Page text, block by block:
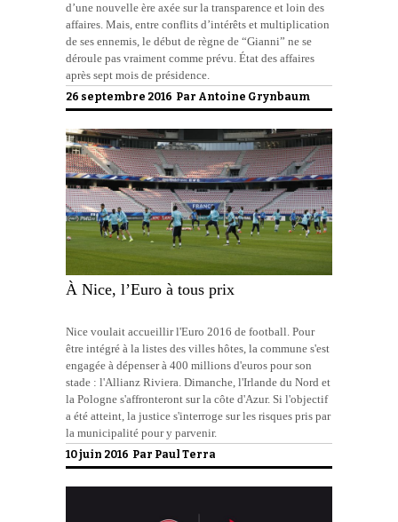
d’une nouvelle ère axée sur la transparence et loin des
affaires. Mais, entre conflits d’intérêts et multiplication
de ses ennemis, le début de règne de “Gianni” ne se
déroule pas vraiment comme prévu. État des affaires
après sept mois de présidence.
26 septembre 2016 Par Antoine Grynbaum
À Nice, l’Euro à tous prix
Nice voulait accueillir l'Euro 2016 de football. Pour
être intégré à la listes des villes hôtes, la commune s'est
engagée à dépenser à 400 millions d'euros pour son
stade : l'Allianz Riviera. Dimanche, l'Irlande du Nord et
la Pologne s'affronteront sur la côte d'Azur. Si l'objectif
a été atteint, la justice s'interroge sur les risques pris par
la municipalité pour y parvenir.
10 juin 2016 Par Paul Terra